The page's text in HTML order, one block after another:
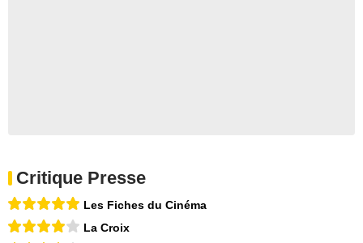
Critique Presse
Les Fiches du Cinéma
La Croix